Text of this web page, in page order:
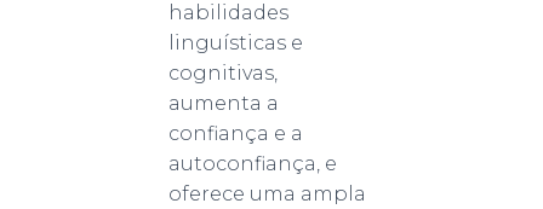
habilidades
linguísticas e
cognitivas,
aumenta a
confiança e a
autoconfiança, e
oferece uma ampla